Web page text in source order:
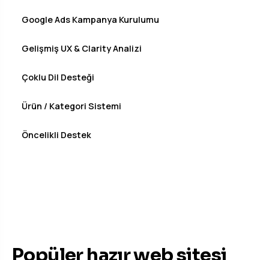
Google Ads Kampanya Kurulumu
Gelişmiş UX & Clarity Analizi
Çoklu Dil Desteği
Ürün / Kategori Sistemi
Öncelikli Destek
Popüler hazır web sitesi